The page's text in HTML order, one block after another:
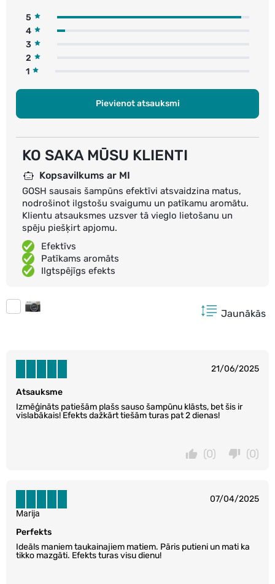
5
4
3
2
1
Pievienot atsauksmi
KO SAKA MŪSU KLIENTI
Kopsavilkums ar MI
GOSH sausais šampūns efektīvi atsvaidzina matus,
nodrošinot ilgstošu svaigumu un patīkamu aromātu.
Klientu atsauksmes uzsver tā vieglo lietošanu un
spēju piešķirt apjomu.
Efektīvs
Patīkams aromāts
Ilgtspējīgs efekts
Jaunākās
21/06/2025
Atsauksme
Izmēģināts patiešām plašs sauso šampūnu klāsts, bet šis ir
vislabākais! Efekts dažkārt tiešām turas pat 2 dienas!
(0)
(0)
07/04/2025
Perfekts
Ideāls maniem taukainajiem matiem. Pāris putieni un mati ka
tikko mazgāti. Efekts turas visu dienu!
Marija